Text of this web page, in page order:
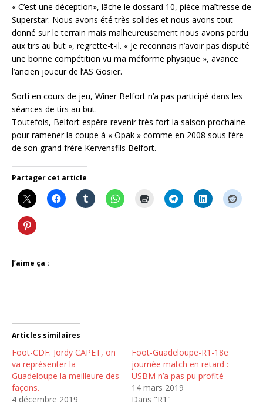
« C’est une déception», lâche le dossard 10, pièce maîtresse de
Superstar. Nous avons été très solides et nous avons tout
donné sur le terrain mais malheureusement nous avons perdu
aux tirs au but », regrette-t-il. « Je reconnais n’avoir pas disputé
une bonne compétition vu ma méforme physique », avance
l’ancien joueur de l’AS Gosier.
Sorti en cours de jeu, Winer Belfort n’a pas participé dans les
séances de tirs au but.
Toutefois, Belfort espère revenir très fort la saison prochaine
pour ramener la coupe à « Opak » comme en 2008 sous l’ère
de son grand frère Kervensfils Belfort.
Partager cet article
J’aime ça :
Articles similaires
Foot-CDF: Jordy CAPET, on
va représenter la
Guadeloupe la meilleure des
façons.
4 décembre 2019
Foot-Guadeloupe-R1-18e
journée match en retard :
USBM n’a pas pu profité
14 mars 2019
Dans "R1"